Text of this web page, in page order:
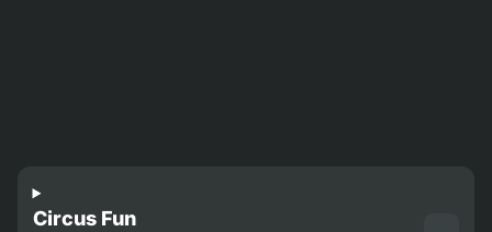
Circus Fun